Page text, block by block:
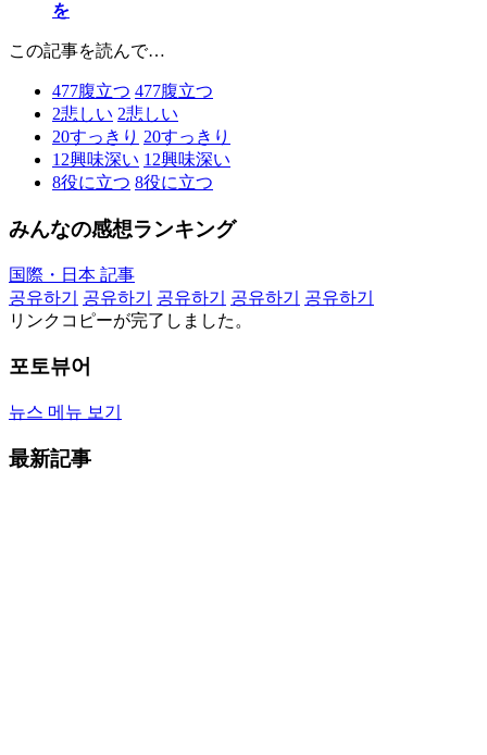
を
この記事を読んで…
477腹立つ 477腹立つ
2悲しい 2悲しい
20すっきり 20すっきり
12興味深い 12興味深い
8役に立つ 8役に立つ
みんなの感想ランキング
国際・日本 記事
공유하기
공유하기 공유하기 공유하기
공유하기
リンクコピーが完了しました。
포토뷰어
뉴스 메뉴 보기
最新記事